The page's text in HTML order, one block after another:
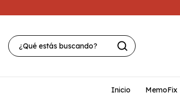
Inicio MemoFix